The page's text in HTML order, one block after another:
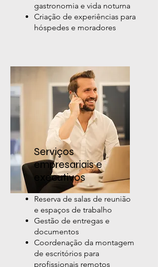
gastronomia e vida noturna
Criação de experiências para
hóspedes e moradores
Serviços
empresariais e
executivos
Reserva de salas de reunião
e espaços de trabalho
Gestão de entregas e
documentos
Coordenação da montagem
de escritórios para
profissionais remotos